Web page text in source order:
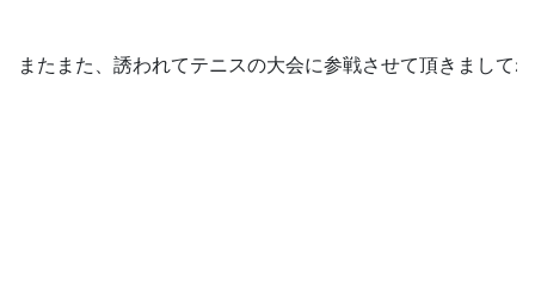
またまた、誘われてテニスの大会に参戦させて頂きまして